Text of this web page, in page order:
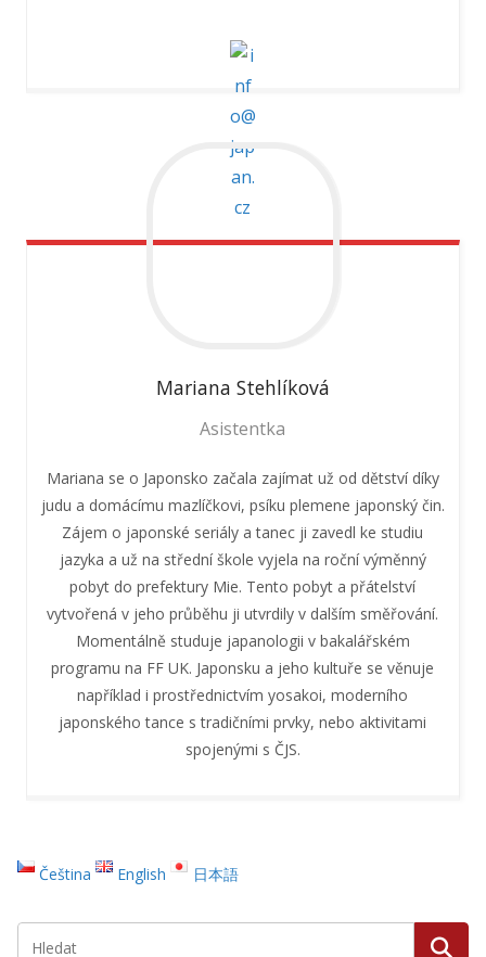
Mariana Stehlíková
Asistentka
Mariana se o Japonsko začala zajímat už od dětství díky
judu a domácímu mazlíčkovi, psíku plemene japonský čin.
Zájem o japonské seriály a tanec ji zavedl ke studiu
jazyka a už na střední škole vyjela na roční výměnný
pobyt do prefektury Mie. Tento pobyt a přátelství
vytvořená v jeho průběhu ji utvrdily v dalším směřování.
Momentálně studuje japanologii v bakalářském
programu na FF UK. Japonsku a jeho kultuře se věnuje
například i prostřednictvím yosakoi, moderního
japonského tance s tradičními prvky, nebo aktivitami
spojenými s ČJS.
Čeština English 日本語